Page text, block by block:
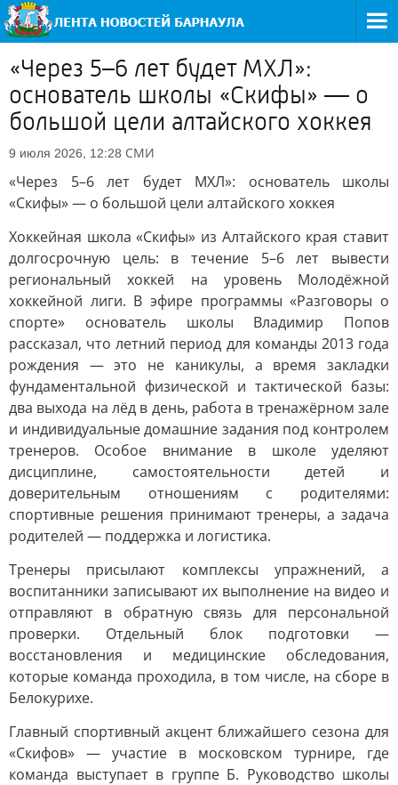
«Через 5–6 лет будет МХЛ»:
основатель школы «Скифы» — о
большой цели алтайского хоккея
9 июля 2026, 12:28 СМИ
«Через 5–6 лет будет МХЛ»: основатель школы
«Скифы» — о большой цели алтайского хоккея
Хоккейная школа «Скифы» из Алтайского края ставит
долгосрочную цель: в течение 5–6 лет вывести
региональный хоккей на уровень Молодёжной
хоккейной лиги. В эфире программы «Разговоры о
спорте» основатель школы Владимир Попов
рассказал, что летний период для команды 2013 года
рождения — это не каникулы, а время закладки
фундаментальной физической и тактической базы:
два выхода на лёд в день, работа в тренажёрном зале
и индивидуальные домашние задания под контролем
тренеров. Особое внимание в школе уделяют
дисциплине, самостоятельности детей и
доверительным отношениям с родителями:
спортивные решения принимают тренеры, а задача
родителей — поддержка и логистика.
Тренеры присылают комплексы упражнений, а
воспитанники записывают их выполнение на видео и
отправляют в обратную связь для персональной
проверки. Отдельный блок подготовки —
восстановления и медицинские обследования,
которые команда проходила, в том числе, на сборе в
Белокурихе.
Главный спортивный акцент ближайшего сезона для
«Скифов» — участие в московском турнире, где
команда выступает в группе Б. Руководство школы